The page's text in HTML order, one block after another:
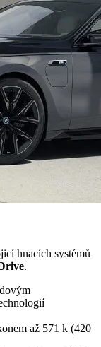
hnacích systémů
.
až 571 k (420